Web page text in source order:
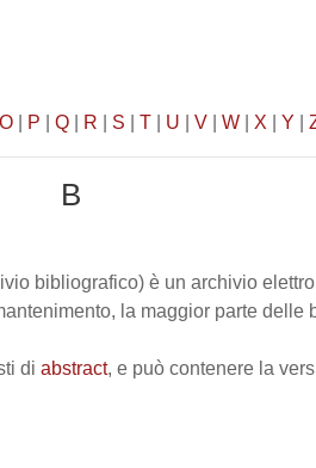
O P Q R S T U V W X Y
B
bibliografico) è un archivio
la maggior parte delle
di abstract, e può contenere la